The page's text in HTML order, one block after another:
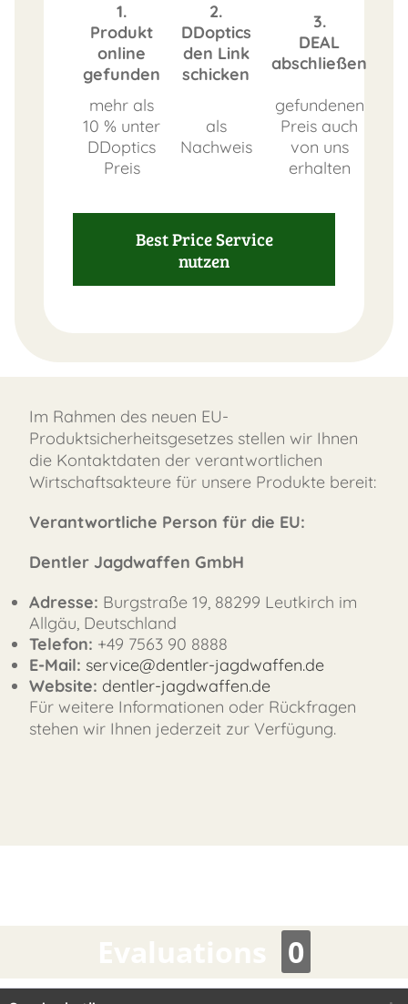
FAST
1.
Produkt
online
gefunden
2.
DDoptics
den Link
schicken
3.
DEAL
abschließen
mehr als
10 % unter
DDoptics
Preis
als
Nachweis
gefundenen
Preis auch
von uns
erhalten
Best Price Service
nutzen
Im Rahmen des neuen EU-
Produktsicherheitsgesetzes stellen wir Ihnen
die Kontaktdaten der verantwortlichen
Wirtschaftsakteure für unsere Produkte bereit:
Verantwortliche Person für die EU:
Dentler Jagdwaffen GmbH
Adresse: Burgstraße 19, 88299 Leutkirch im
Allgäu, Deutschland
Telefon: +49 7563 90 8888
E-Mail: service@dentler-jagdwaffen.de
Website: dentler-jagdwaffen.de
Für weitere Informationen oder Rückfragen
stehen wir Ihnen jederzeit zur Verfügung.
0